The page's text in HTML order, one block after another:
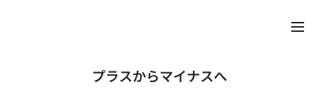
プラスからマイナスへ